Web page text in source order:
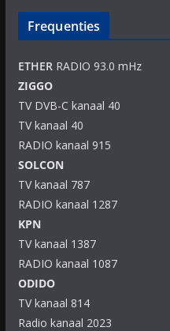
Frequenties
ETHERRADIO 93.0 mHz
ZIGGO
TV DVB-C kanaal 40
TV kanaal 40
RADIO kanaal 915
SOLCON
TV kanaal 787
RADIO kanaal 1287
KPN
TV kanaal 1387
RADIO kanaal 1087
ODIDO
TV kanaal 814
Radio kanaal 2023